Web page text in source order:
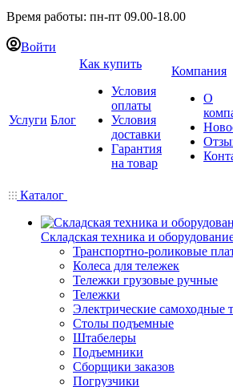
Время работы: пн-пт 09.00-18.00
Войти
Услуги Блог
Как купить
Условия
оплаты
Условия
доставки
Гарантия
на товар
Компания
О
Каталог
Складская техника и
Транспортно-роликовые
Колеса для тележек
Тележки грузовые ручные
Тележки
Электрические самоходные
Столы подъемные
Штабелеры
Подъемники
Сборщики заказов
Погрузчики